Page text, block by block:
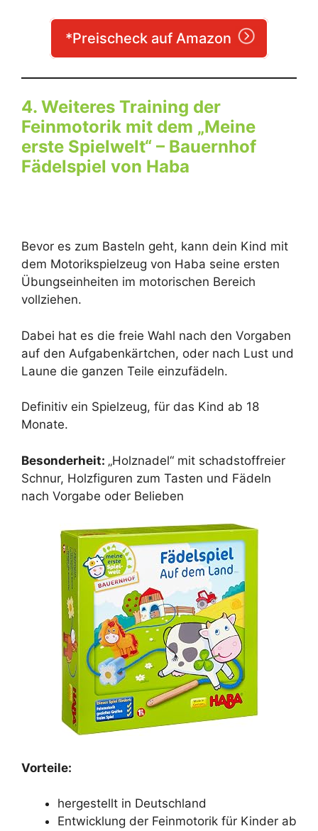
*Preischeck auf Amazon
4. Weiteres Training der
Feinmotorik mit dem „Meine
erste Spielwelt“ – Bauernhof
Fädelspiel von Haba
Bevor es zum Basteln geht, kann dein Kind mit
dem Motorikspielzeug von Haba seine ersten
Übungseinheiten im motorischen Bereich
vollziehen.
Dabei hat es die freie Wahl nach den Vorgaben
auf den Aufgabenkärtchen, oder nach Lust und
Laune die ganzen Teile einzufädeln.
Definitiv ein Spielzeug, für das Kind ab 18
Monate.
Besonderheit: „Holznadel“ mit schadstoffreier
Schnur, Holzfiguren zum Tasten und Fädeln
nach Vorgabe oder Belieben
Vorteile:
hergestellt in Deutschland
Entwicklung der Feinmotorik für Kinder ab